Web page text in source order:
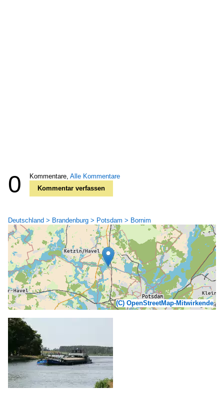
0 Kommentare, Alle Kommentare
Kommentar verfassen
Deutschland > Brandenburg > Potsdam > Bornim
(C) OpenStreetMap-Mitwirkende